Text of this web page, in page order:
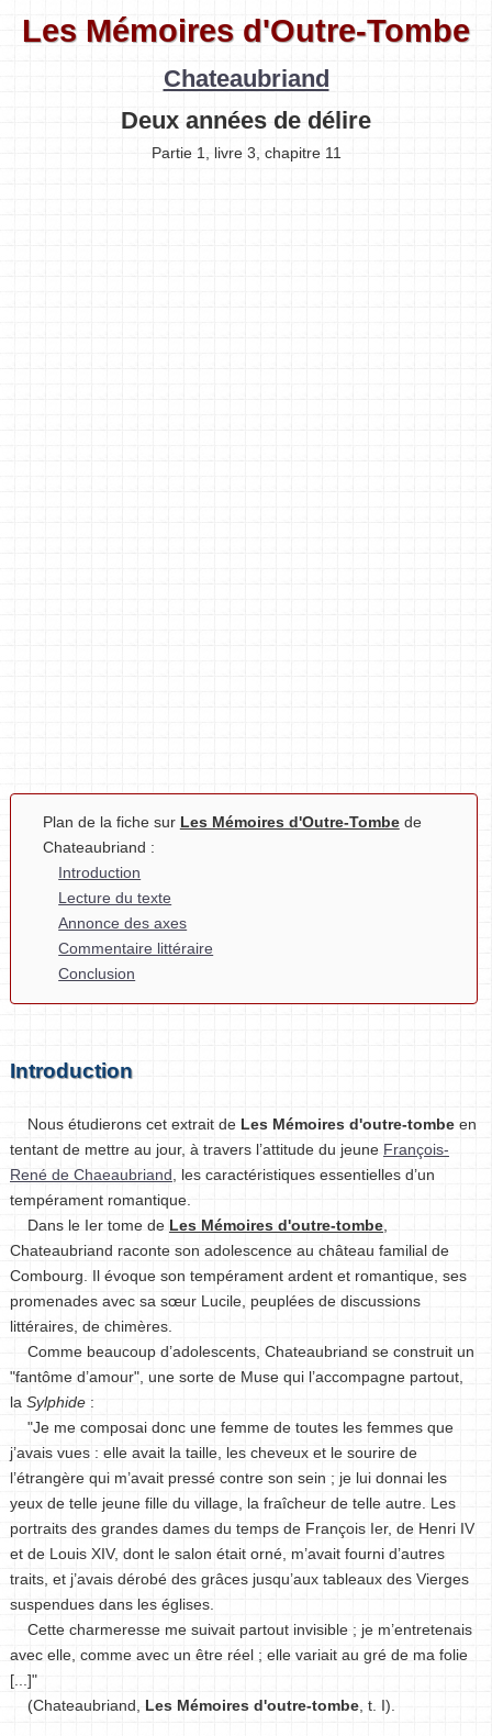
Les Mémoires d'Outre-Tombe
Chateaubriand
Deux années de délire
Partie 1, livre 3, chapitre 11
Plan de la fiche sur Les Mémoires d'Outre-Tombede
Chateaubriand :
Introduction
Lecture du texte
Annonce des axes
Commentaire littéraire
Conclusion
Introduction
Nous étudierons cet extrait de Les Mémoires d'outre-tombe en
tentant de mettre au jour, à travers l’attitude du jeune François-
René de Chaeaubriand , les caractéristiques essentielles d’un
tempérament romantique.
Dans le Ier tome de Les Mémoires d'outre-tombe
Chateaubriand raconte son adolescence au château familial de
Combourg. Il évoque son tempérament ardent et romantique, ses
promenades avec sa sœur Lucile, peuplées de discussions
littéraires, de chimères.
Comme beaucoup d’adolescents, Chateaubriand se construit un
"fantôme d’amour", une sorte de Muse qui l’accompagne partout,
la Sylphide :
"Je me composai donc une femme de toutes les femmes que
j’avais vues : elle avait la taille, les cheveux et le sourire de
l’étrangère qui m’avait pressé contre son sein ; je lui donnai les
yeux de telle jeune fille du village, la fraîcheur de telle autre. Les
portraits des grandes dames du temps de François Ier, de Henri IV
et de Louis XIV, dont le salon était orné, m’avait fourni d’autres
traits, et j’avais dérobé des grâces jusqu’aux tableaux des Vierges
suspendues dans les églises.
Cette charmeresse me suivait partout invisible ; je m’entretenais
avec elle, comme avec un être réel ; elle variait au gré de ma folie
[...]"
(Chateaubriand, Les Mémoires d'outre-tombe , t. I).